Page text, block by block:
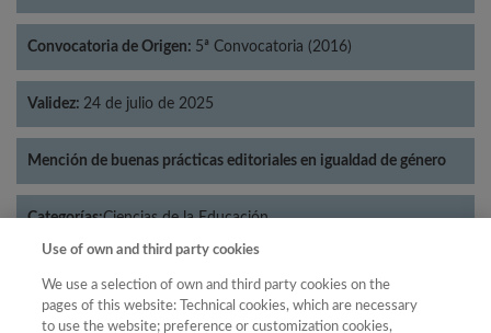
Convocatoria de Origen: 5ª Convocatoria (2016)
Validez: 24 de julio de 2025
Mención de buenas prácticas editoriales en igualdad de género
Categorías:Ciencias de la Educación
Use of own and third party cookies
We use a selection of own and third party cookies on the
pages of this website: Technical cookies, which are necessary
to use the website; preference or customization cookies,